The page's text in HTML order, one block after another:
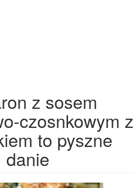
z sosem
czosnkowym z
to pyszne
danie